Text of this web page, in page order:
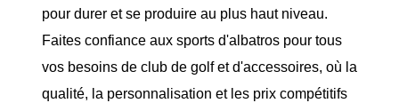
pour durer et se produire au plus haut niveau.
Faites confiance aux sports d'albatros pour tous
vos besoins de club de golf et d'accessoires, où la
qualité, la personnalisation et les prix compétitifs